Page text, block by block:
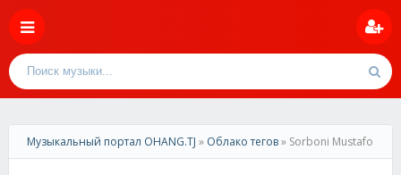
Музыкальный портал OHANG.TJ » Облако тегов» Sorboni Mustafo